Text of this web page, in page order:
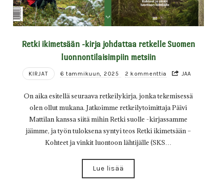
Retki ikimetsään -kirja johdattaa retkelle Suomen
luonnontilaisimpiin metsiin
KIRJAT 6 tammikuun, 2025 2 kommenttia JAA
On aika esitellä seuraava retkeilykirja, jonka tekemisessä
olen ollut mukana. Jatkoimme retkeilytoimittaja Päivi
Mattilan kanssa siitä mihin Retki suolle -kirjassamme
jäimme, ja työn tuloksena syntyi teos Retki ikimetsään –
Kohteet ja vinkit luontoon lähtijälle (SKS…
Lue lisää